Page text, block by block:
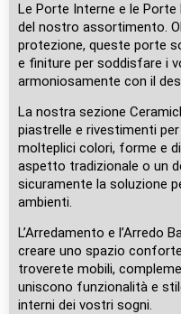
Le Porte Interne e le
del nostro assortimento.
protezione, queste porte
e finiture per soddisfare i
armoniosamente con il
La nostra sezione
piastrelle e rivestimenti
molteplici colori, forme e
aspetto tradizionale o un
sicuramente la soluzione
ambienti.
L’Arredamento e l’Arredo
creare uno spazio
troverete mobili,
uniscono funzionalità e
interni dei vostri sogni.